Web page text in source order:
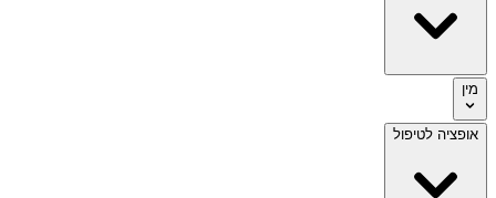
מין
אופציה לטיפול